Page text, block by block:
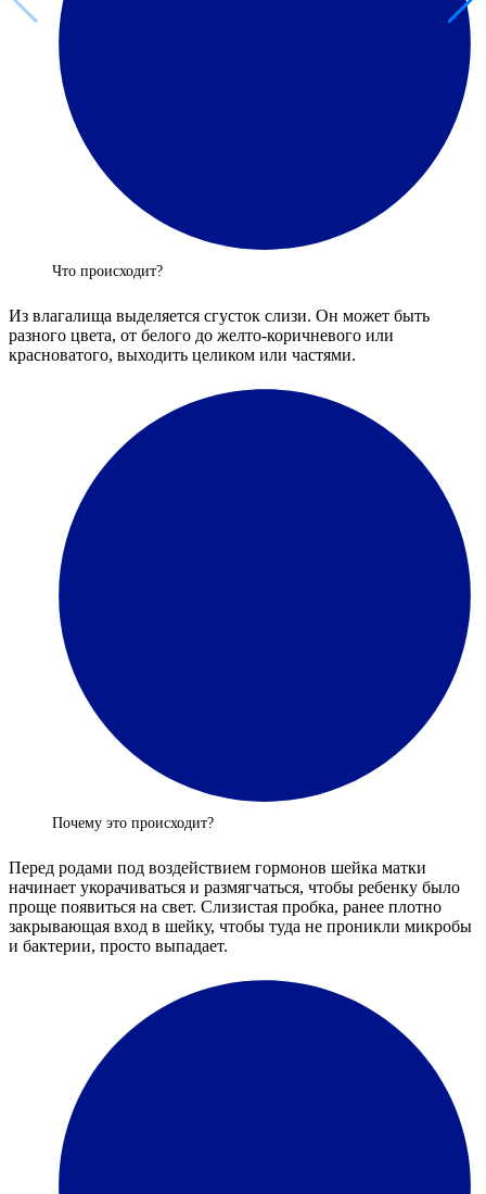
Что происходит?
Из влагалища выделяется сгусток слизи. Он может быть
разного цвета, от белого до желто-коричневого или
красноватого, выходить целиком или частями.
Почему это происходит?
Перед родами под воздействием гормонов шейка матки
начинает укорачиваться и размягчаться, чтобы ребенку было
проще появиться на свет. Слизистая пробка, ранее плотно
закрывающая вход в шейку, чтобы туда не проникли микробы
и бактерии, просто выпадает.